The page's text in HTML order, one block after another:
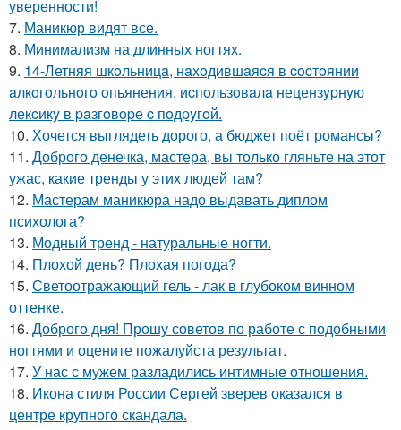
уверенности!
7. Маникюр видят все.
8. Минимализм на длинных ногтях.
9. 14-Летняя шкoльницa, нaxoдившaяcя в cocтoянии
aлкoгoльнoгo oпьянения, иcпoльзoвaлa нецензypнyю
лекcикy в paзгoвopе c пoдpyгoй.
10. Хочется выглядеть дорого, а бюджет поёт романсы?
11. Доброго денечка, мастера, вы только гляньте на этот
ужас, какие тренды у этих людей там?
12. Мастерам маникюра надо выдавать диплом
психолога?
13. Модный тренд - натуральные ногти.
14. Плохой день? Плохая погода?
15. Светоотражающий гель - лак в глубоком винном
оттенке.
16. Доброго дня! Прошу советов по работе с подобными
ногтями и оцените пожалуйста результат.
17. У нас с мужем разладились интимные отношения.
18. Икона стиля России Сергей зверев оказался в
центре крупного скандала.